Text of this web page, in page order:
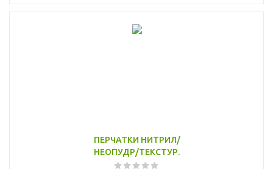
ПЕРЧАТКИ НИТРИЛ/
НЕОПУДР/ТЕКСТУР.